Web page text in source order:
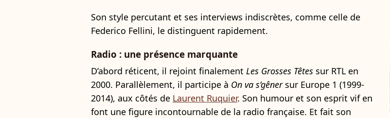
Son style percutant et ses interviews indiscrètes, comme celle de
Federico Fellini, le distinguent rapidement.
Radio : une présence marquante
D’abord réticent, il rejoint finalement Les Grosses Têtes sur RTL en
2000. Parallèlement, il participe à On va s’gênersur Europe 1 (1999-
2014), aux côtés de Laurent Ruquier. Son humour et son esprit vif en
font une figure incontournable de la radio française. Et fait son